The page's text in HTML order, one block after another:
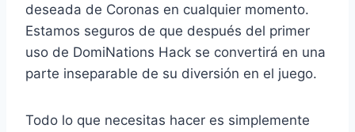
deseada de Coronas en cualquier momento.
Estamos seguros de que después del primer
uso de DomiNations Hack se convertirá en una
parte inseparable de su diversión en el juego.
Todo lo que necesitas hacer es simplemente